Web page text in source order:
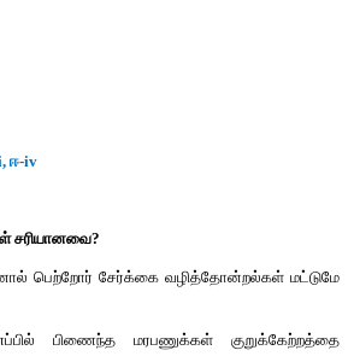
ஒரு இணை குரோமோசோம்கள் அதிகமாக
ஒரு குரோமோசோம்கள் அதிகமாகக்
குரோமோசோம் குறைவாக காணப்படுதல்
இரண்டு தனித்தனி
மானோசோமி